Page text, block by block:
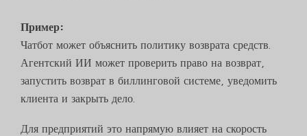
Пример:
Чатбот может объяснить политику возврата средств.
Агентский ИИ может проверить право на возврат,
запустить возврат в биллинговой системе, уведомить
клиента и закрыть дело.
Для предприятий это напрямую влияет на скорость